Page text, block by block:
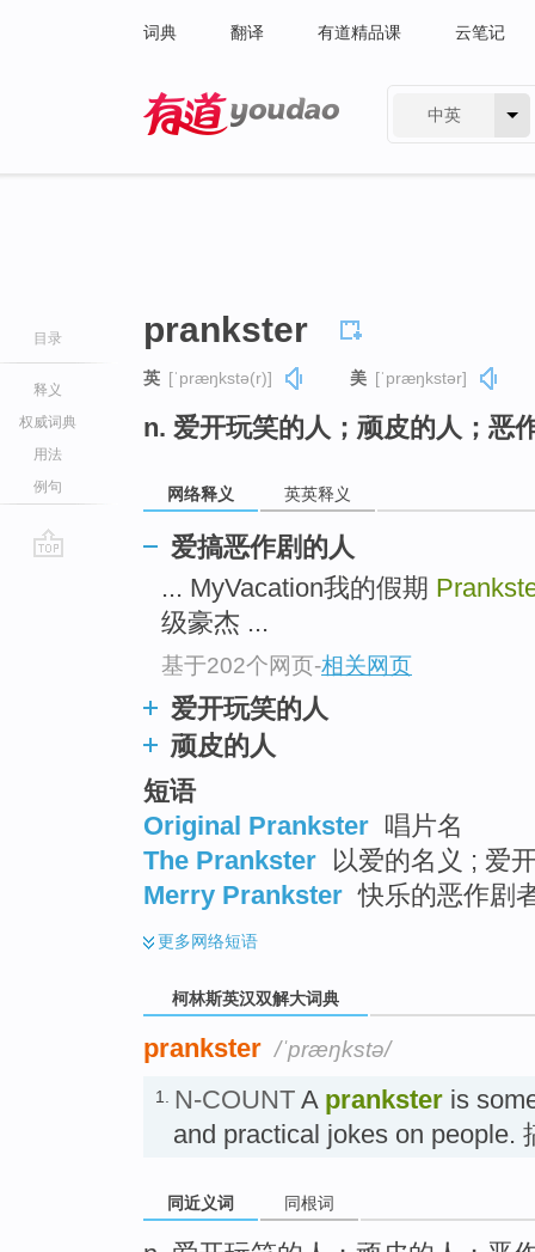
词典 翻译 有道精品课 云笔记
中英
目录
释义
权威词典
用法
例句
prankster
英 [ˈpræŋkstə(r)] 美 [ˈpræŋkstər]
n. 爱开玩笑的人；顽皮的人；恶
网络释义 英英释义
爱搞恶作剧的人
... MyVacation我的假期
级豪杰 ...
基于202个网页-相关网页
爱开玩笑的人
顽皮的人
短语
Original Prankster 唱片名
The Prankster 以爱的名义 ; 爱
Merry Prankster 快乐的恶作剧
更多网络短语
柯林斯英汉双解大词典
prankster /ˈpræŋkstə/
1. N-COUNT A prankster is
and practical jokes on people.
同近义词 同根词